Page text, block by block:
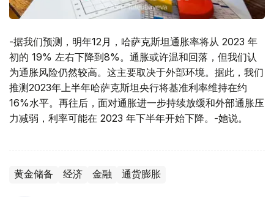
-据我们预测，明年12月，哈萨克斯坦通胀率将从 2023 年
初的 19% 左右下降到8%。通胀或许温和回落，但我们认
为通胀风险仍然较高。这主要取决于外部环境。据此，我们
推测2023年上半年哈萨克斯坦央行将基准利率维持在约
16%水平。再往后，面对通胀进一步持续放缓和外部通胀压
力减弱，利率可能在 2023 年下半年开始下降。-她说。
黄金储备 经济 金融 通货膨胀